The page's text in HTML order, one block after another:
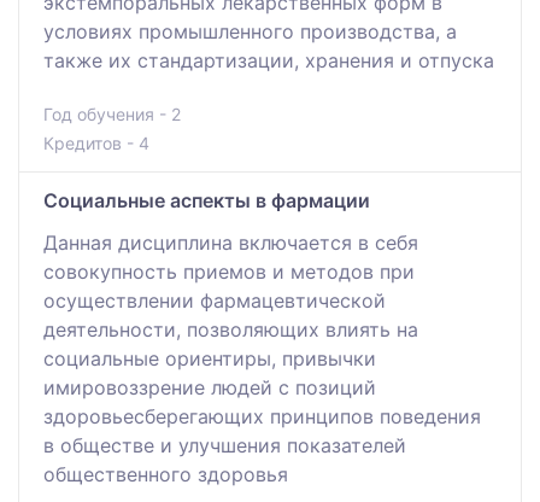
условиях промышленного производства, а
также их стандартизации, хранения и отпуска
Год обучения - 2
Кредитов - 4
Социальные аспекты в фармации
Данная дисциплина включается в себя
совокупность приемов и методов при
осуществлении фармацевтической
деятельности, позволяющих влиять на
социальные ориентиры, привычки
имировоззрение людей с позиций
здоровьесберегающих принципов поведения
в обществе и улучшения показателей
общественного здоровья